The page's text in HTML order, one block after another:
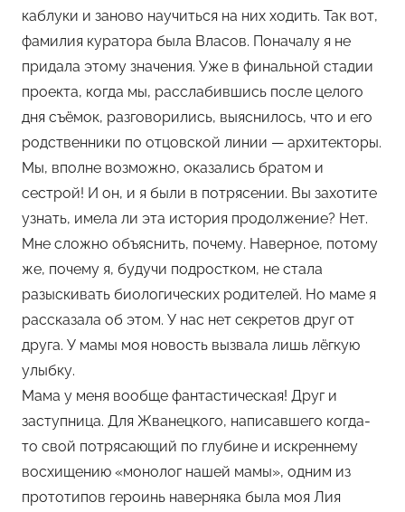
каблуки и заново научиться на них ходить. Так вот,
фамилия куратора была Власов. Поначалу я не
придала этому значения. Уже в финальной стадии
проекта, когда мы, расслабившись после целого
дня съёмок, разговорились, выяснилось, что и его
родственники по отцовской линии — архитекторы.
Мы, вполне возможно, оказались братом и
сестрой! И он, и я были в потрясении. Вы захотите
узнать, имела ли эта история продолжение? Нет.
Мне сложно объяснить, почему. Наверное, потому
же, почему я, будучи подростком, не стала
разыскивать биологических родителей. Но маме я
рассказала об этом. У нас нет секретов друг от
друга. У мамы моя новость вызвала лишь лёгкую
улыбку.
Мама у меня вообще фантастическая! Друг и
заступница. Для Жванецкого, написавшего когда-
то свой потрясающий по глубине и искреннему
восхищению «монолог нашей мамы», одним из
прототипов героинь наверняка была моя Лия